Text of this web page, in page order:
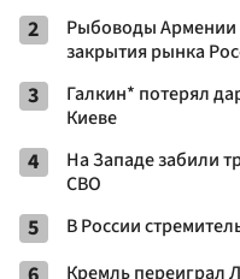
2
Рыбоводы Армении
закрытия рынка
3
Галкин* потерял
Киеве
4
На Западе забили
СВО
5 В России
Кремль переиграл